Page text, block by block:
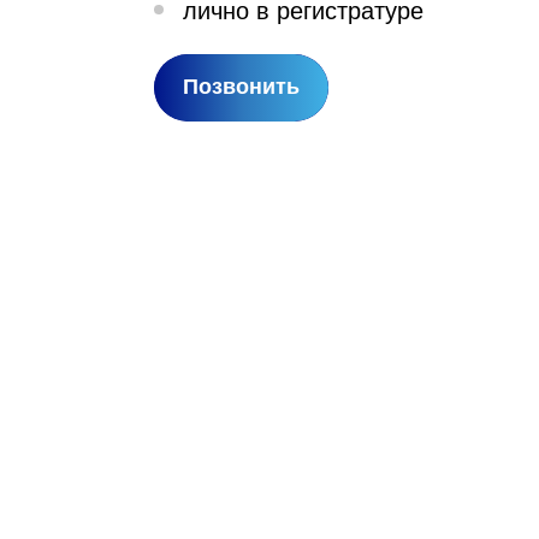
лесничество,
лично в регистратуре
Позвонить